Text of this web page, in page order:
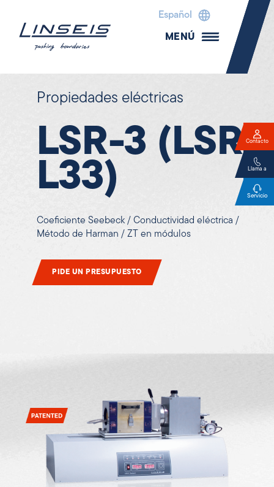
Español
MENÚ
Propiedades eléctricas
LSR-3 (LSR
L33)
Coeficiente Seebeck / Conductividad eléctrica /
Método de Harman / ZT en módulos
PIDE UN PRESUPUESTO
Contacto
Llama a
Servicio